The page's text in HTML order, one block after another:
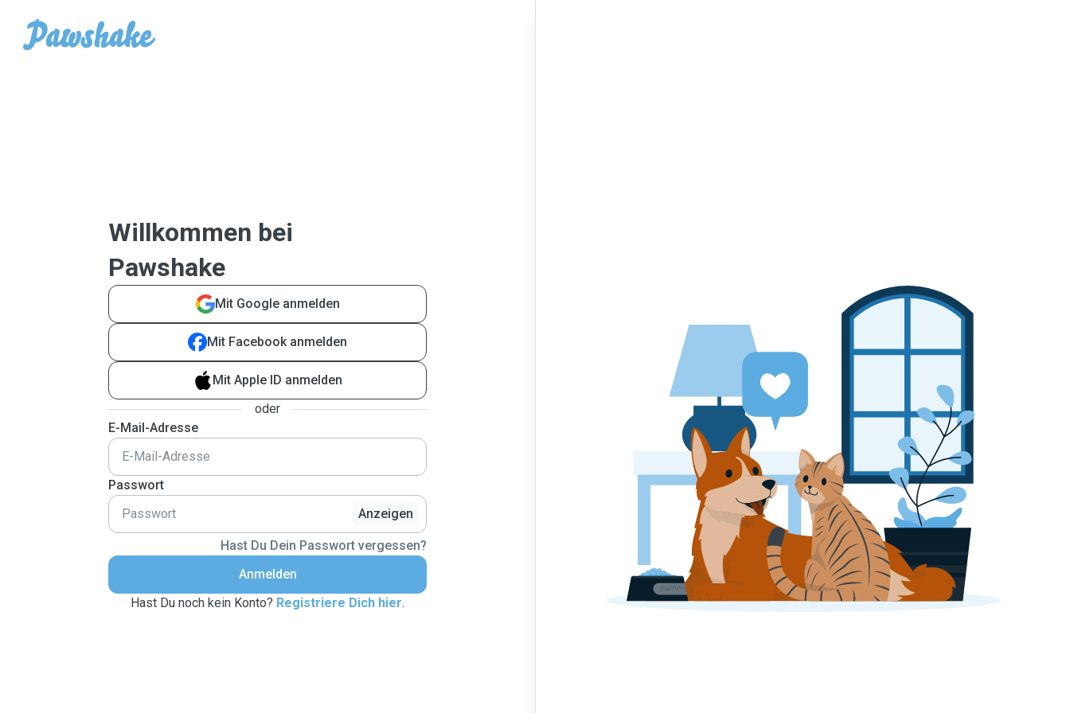
Willkommen bei
Pawshake
Mit Google anmelden
Mit Facebook anmelden
Mit Apple ID anmelden
oder
E-Mail-Adresse
Passwort
Anzeigen
Hast Du Dein Passwort vergessen?
Anmelden
Hast Du noch kein Konto? Registriere Dich hier.